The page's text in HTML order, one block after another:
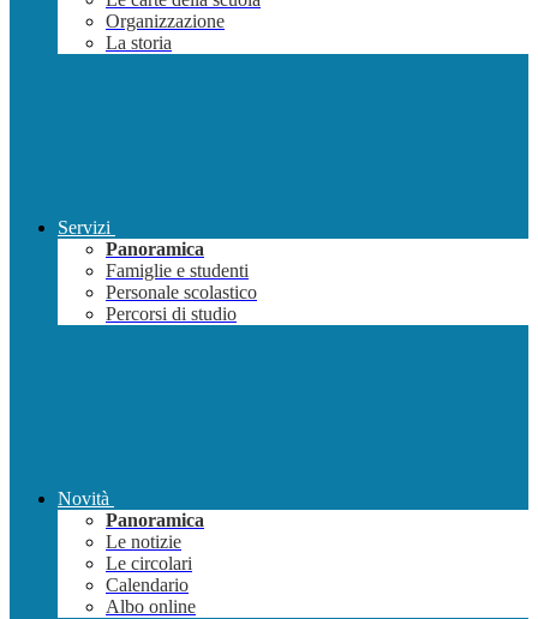
Organizzazione
La storia
Servizi
Panoramica
Famiglie e studenti
Personale scolastico
Percorsi di studio
Novità
Panoramica
Le notizie
Le circolari
Calendario
Albo online